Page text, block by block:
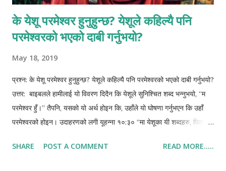
के येशू परमेश्वर हुनुहुन्छ? येशूले कहिल्यै पनि
परमेश्वरको भएको दाबी गर्नुभयो?
May 18, 2019
प्रश्न: के येशू परमेश्वर हुनुहुन्छ? येशूले कहिल्यै पनि परमेश्वरको भएको दाबी गर्नुभयो?
उत्तर: बाइबलले हामीलाई यो विवरण दिदैन कि येशूले सुनिश्चित शब्द भन्नुभयो, “म
परमेश्वर हुँ।” तैपनि, यसको यो अर्थ होइन कि, उहाँले यो घोषणा गर्नुभएन कि उहाँ
परमेश्वरको होइन। उदाहरणको लगी यूहन्ना १०:३० “मा येशूका यी शब्दहरु, पिता र
गर्नु भयो कि ऊहाँ नै परमेश्वर हो। ऊनीहरुले यस कारणको लागि ऊहाँलाई यो भन्दै
SHARE POST A COMMENT READ MORE.....